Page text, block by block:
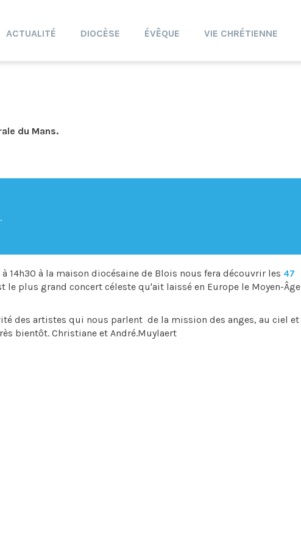
ACTUALITÉ DIOCÈSE ÉVÊQUE VIE CHRÉTIENNE
du Mans.
14h30 à la maison diocésaine de Blois nous fera découvrir les 47
le plus grand concert céleste qu'ait laissé en Europe le Moyen-Âge
des artistes qui nous parlent de la mission des anges, au ciel et
bientôt. Christiane et André.Muylaert